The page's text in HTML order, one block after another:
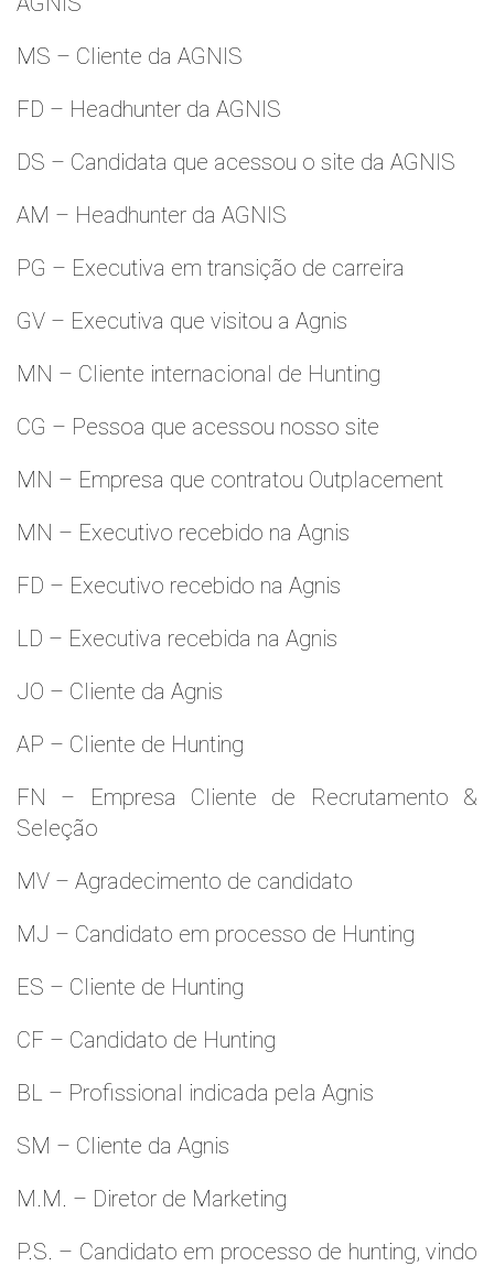
MS – Cliente da AGNIS
FD – Headhunter da AGNIS
DS – Candidata que acessou o site da AGNIS
AM – Headhunter da AGNIS
PG – Executiva em transição de carreira
GV – Executiva que visitou a Agnis
MN – Cliente internacional de Hunting
CG – Pessoa que acessou nosso site
MN – Empresa que contratou Outplacement
MN – Executivo recebido na Agnis
FD – Executivo recebido na Agnis
LD – Executiva recebida na Agnis
JO – Cliente da Agnis
AP – Cliente de Hunting
FN – Empresa Cliente de Recrutamento &
Seleção
MV – Agradecimento de candidato
MJ – Candidato em processo de Hunting
ES – Cliente de Hunting
CF – Candidato de Hunting
BL – Profissional indicada pela Agnis
SM – Cliente da Agnis
M.M. – Diretor de Marketing
P.S. – Candidato em processo de hunting, vindo